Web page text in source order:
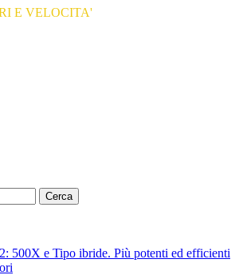
E VELOCITA'
500X e Tipo ibride. Più potenti ed efficienti